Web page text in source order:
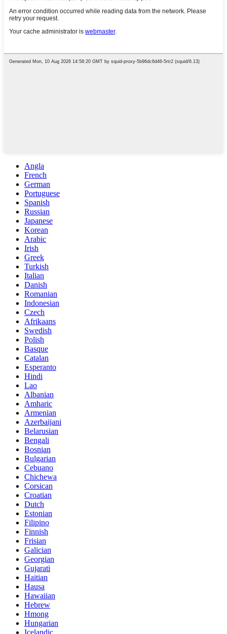
Angla
French
German
Portuguese
Spanish
Russian
Japanese
Korean
Arabic
Irish
Greek
Turkish
Italian
Danish
Romanian
Indonesian
Czech
Afrikaans
Swedish
Polish
Basque
Catalan
Esperanto
Hindi
Lao
Albanian
Amharic
Armenian
Azerbaijani
Belarusian
Bengali
Bosnian
Bulgarian
Cebuano
Chichewa
Corsican
Croatian
Dutch
Estonian
Filipino
Finnish
Frisian
Galician
Georgian
Gujarati
Haitian
Hausa
Hawaiian
Hebrew
Hmong
Hungarian
Icelandic